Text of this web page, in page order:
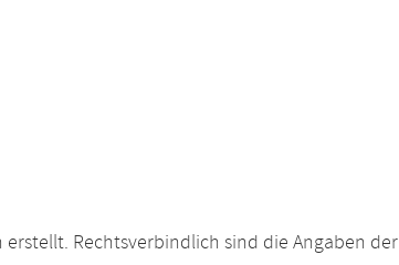
Rechtsverbindlich sind die Angaben der